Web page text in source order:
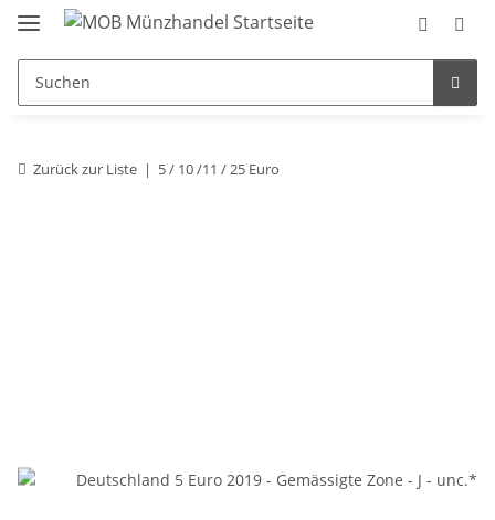
Zurück zur Liste 5 / 10 /11 / 25 Euro